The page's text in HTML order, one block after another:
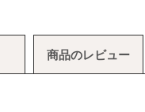
商品のレビュー